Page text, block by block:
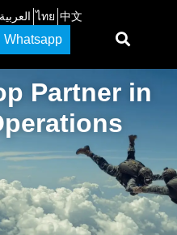
العربية ไทย 中文
Whatsapp
Partner in